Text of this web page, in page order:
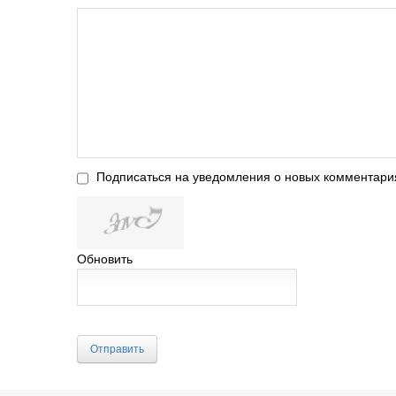
Подписаться на уведомления о новых
Обновить
Отправить